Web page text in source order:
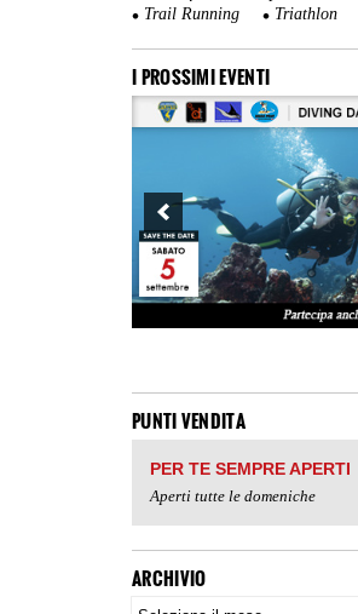
Trail Running
Triathlon
I PROSSIMI EVENTI
PUNTI VENDITA
PER TE SEMPRE APERTI
Aperti tutte le domeniche
ARCHIVIO